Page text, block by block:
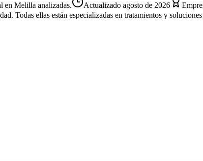
en Melilla analizadas. Actualizado agosto de 2026
Todas ellas están especializadas en tratamientos y